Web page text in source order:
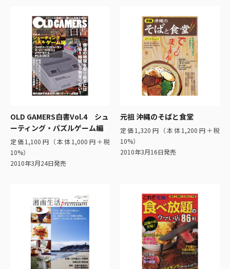
OLD GAMERS白書Vol.4 シュ
ーティング・パズルゲーム編
定価1,100円（本体1,000円＋税
10%）
2010年3月24日発売
元祖 沖縄のそばと食堂
定価1,320円（本体1,200円＋税
10%）
2010年3月16日発売